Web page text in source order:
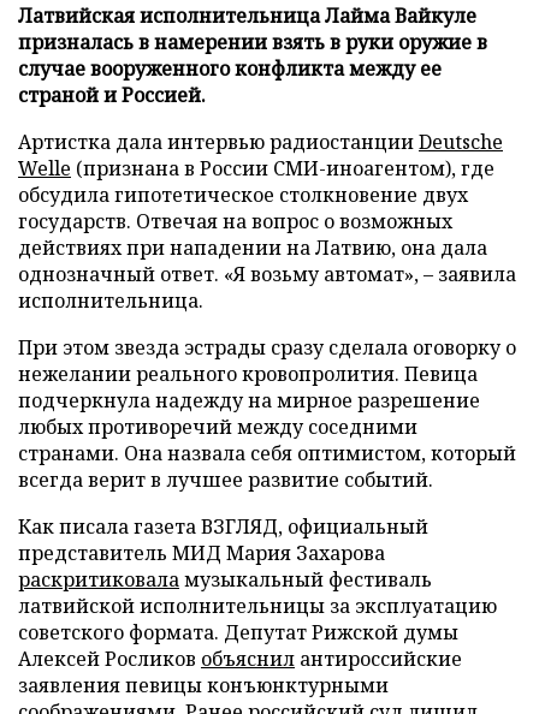
Латвийская исполнительница Лайма Вайкуле
призналась в намерении взять в руки оружие в
случае вооруженного конфликта между ее
страной и Россией.
Артистка дала интервью радиостанцииDeutsche
Welle (признана в России СМИ-иноагентом), где
обсудила гипотетическое столкновение двух
государств. Отвечая на вопрос о возможных
действиях при нападении на Латвию, она дала
однозначный ответ. «Я возьму автомат», – заявила
исполнительница.
При этом звезда эстрады сразу сделала оговорку о
нежелании реального кровопролития. Певица
подчеркнула надежду на мирное разрешение
любых противоречий между соседними
странами. Она назвала себя оптимистом, который
всегда верит в лучшее развитие событий.
Как писала газета ВЗГЛЯД, официальный
представитель МИД Мария Захарова
раскритиковаламузыкальный фестиваль
латвийской исполнительницы за эксплуатацию
советского формата. Депутат Рижской думы
Алексей Росликов объяснил антироссийские
заявления певицы конъюнктурными